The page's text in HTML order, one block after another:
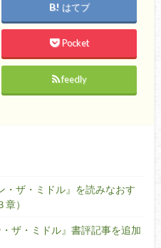
はてブ
Pocket
feedly
・ザ・ミドル』を読みなおす
）
ザ・ミドル』書評記事を追加